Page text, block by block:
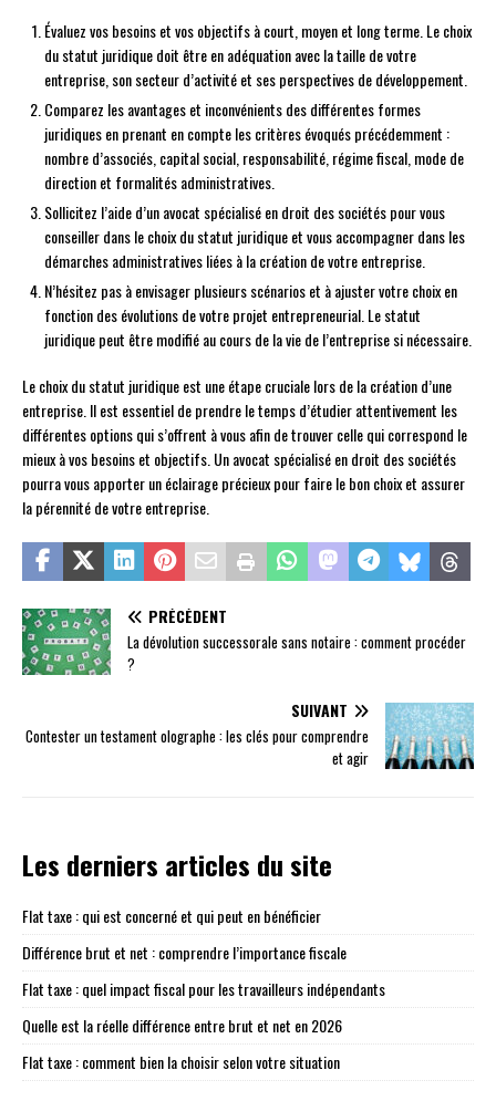
Évaluez vos besoins et vos objectifs à court, moyen et long terme. Le choix
du statut juridique doit être en adéquation avec la taille de votre
entreprise, son secteur d’activité et ses perspectives de développement.
Comparez les avantages et inconvénients des différentes formes
juridiques en prenant en compte les critères évoqués précédemment :
nombre d’associés, capital social, responsabilité, régime fiscal, mode de
direction et formalités administratives.
Sollicitez l’aide d’un avocat spécialisé en droit des sociétés pour vous
conseiller dans le choix du statut juridique et vous accompagner dans les
démarches administratives liées à la création de votre entreprise.
N’hésitez pas à envisager plusieurs scénarios et à ajuster votre choix en
fonction des évolutions de votre projet entrepreneurial. Le statut
juridique peut être modifié au cours de la vie de l’entreprise si nécessaire.
Le choix du statut juridique est une étape cruciale lors de la création d’une
entreprise. Il est essentiel de prendre le temps d’étudier attentivement les
différentes options qui s’offrent à vous afin de trouver celle qui correspond le
mieux à vos besoins et objectifs. Un avocat spécialisé en droit des sociétés
pourra vous apporter un éclairage précieux pour faire le bon choix et assurer
la pérennité de votre entreprise.
PRÉCÉDENT
La dévolution successorale sans notaire : comment procéder
?
SUIVANT
Contester un testament olographe : les clés pour comprendre
et agir
Les derniers articles du site
Flat taxe : qui est concerné et qui peut en bénéficier
Différence brut et net : comprendre l’importance fiscale
Flat taxe : quel impact fiscal pour les travailleurs indépendants
Quelle est la réelle différence entre brut et net en 2026
Flat taxe : comment bien la choisir selon votre situation